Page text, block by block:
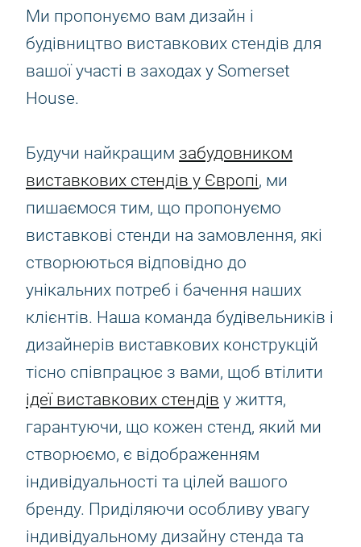
Ми пропонуємо вам дизайн і
будівництво виставкових стендів для
вашої участі в заходах у Somerset
House.
Будучи найкращим забудовником
виставкових стендів у Європі, ми
пишаємося тим, що пропонуємо
виставкові стенди на замовлення, які
створюються відповідно до
унікальних потреб і бачення наших
клієнтів. Наша команда будівельників і
дизайнерів виставкових конструкцій
тісно співпрацює з вами, щоб втілити
ідеї виставкових стендів у життя,
гарантуючи, що кожен стенд, який ми
створюємо, є відображенням
індивідуальності та цілей вашого
бренду. Приділяючи особливу увагу
індивідуальному дизайну стенда та